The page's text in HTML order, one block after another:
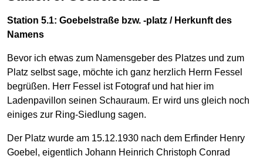
Station 5.1: Goebelstraße bzw. -platz / Herkunft des
Namens
Bevor ich etwas zum Namensgeber des Platzes und zum
Platz selbst sage, möchte ich ganz herzlich Herrn Fessel
begrüßen. Herr Fessel ist Fotograf und hat hier im
Ladenpavillon seinen Schauraum. Er wird uns gleich noch
einiges zur Ring-Siedlung sagen.
Der Platz wurde am 15.12.1930 nach dem Erfinder Henry
Goebel, eigentlich Johann Heinrich Christoph Conrad